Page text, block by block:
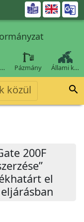

Pázmány Állami k…
közül 
200F
el